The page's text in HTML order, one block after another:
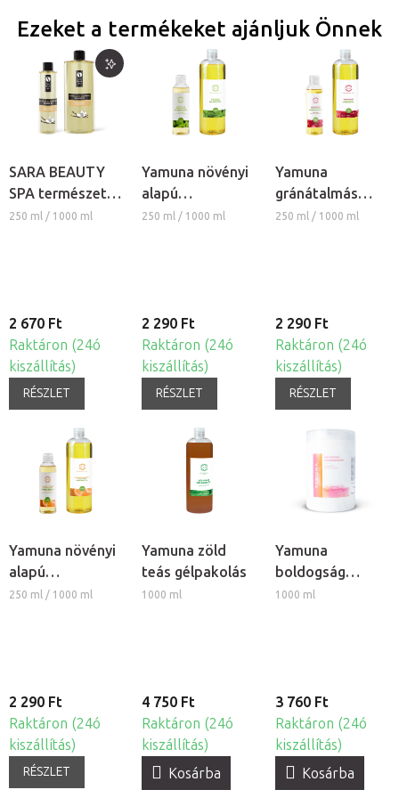
Ezeket a termékeket ajánljuk Önnek
SARA BEAUTY
SPA természetes
növényi
250 ml / 1000 ml
2 670 Ft
Raktáron (24ó
kiszállítás)
RÉSZLET
Yamuna növényi
alapú
masszázsolaj -
250 ml / 1000 ml
2 290 Ft
Raktáron (24ó
kiszállítás)
RÉSZLET
Yamuna
gránátalmás
növényi alapú
250 ml / 1000 ml
2 290 Ft
Raktáron (24ó
kiszállítás)
RÉSZLET
Yamuna növényi
alapú
masszázsolaj -
250 ml / 1000 ml
2 290 Ft
Raktáron (24ó
kiszállítás)
RÉSZLET
Yamuna zöld
teás gélpakolás
1000 ml
4 750 Ft
Raktáron (24ó
kiszállítás)
Kosárba
Yamuna
boldogság
masszázskrém
1000 ml
3 760 Ft
Raktáron (24ó
kiszállítás)
Kosárba